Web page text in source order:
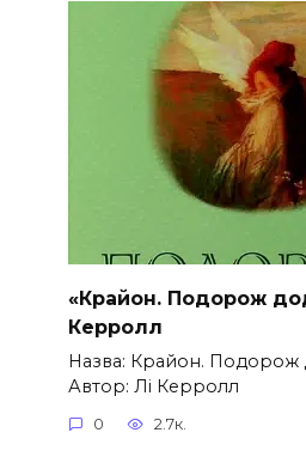
«Крайон. Подорож
Керролл
Назва: Крайон. Подорож
Автор: Лі Керролл
0 2.7к.